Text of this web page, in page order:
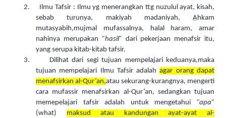
2.
Ilmu Tafsir : Ilmu yg menerangkan ttg nuzulul ayat, kisah,
sebab turunya, makiyah madaniyah, Ahkam
mutasyabih,mujmal mufassalnya, halal haram, amar
nahinya merupakan ”hasil” dari pekerjaan menafsir itu,
yang serupa kitab-kitab tafsir.
3.
Dilihat dari segi tujuan mempelajari keduanya,maka
tujuan mempelajari Ilmu Tafsir adalahagar orang dapat
menafsirkan al-Qur’an,atau sekurang-kurangnya, mengerti
cara mufassir menafsirkan al-Qur’an, sedangkan tujuan
memepelajari tafsir adalah untuk mengetahui ”apa”
(what) maksud atau kandungan ayat-ayat al-